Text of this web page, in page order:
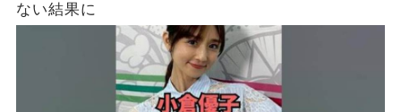
ない結果に